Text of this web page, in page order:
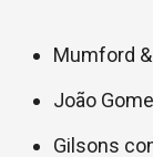
Mumford
João
Gilsons